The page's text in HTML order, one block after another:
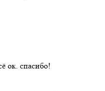
ок. спасибо!